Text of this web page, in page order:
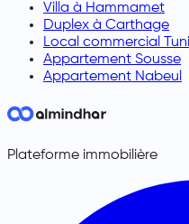
Villa à Hammamet
Duplex à Carthage
Local commercial
Appartement Sousse
Appartement Nabeul
Plateforme immobilière